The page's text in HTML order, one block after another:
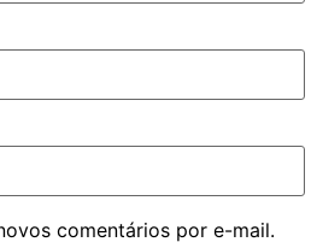
comentários por e-mail.